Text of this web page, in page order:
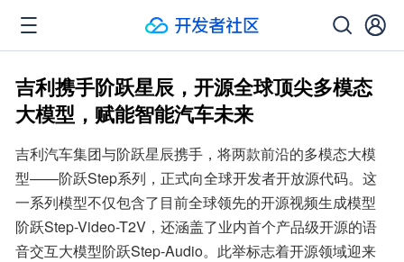
吉利携手阶跃星辰，开源全球顶尖多模态
大模型，赋能智能汽车未来
吉利汽车集团与阶跃星辰携手，将两款前沿的多模态大模
型——阶跃Step系列，正式向全球开发者开放源代码。这
一系列模型不仅包含了目前全球领先的开源视频生成模型
阶跃Step-Video-T2V，还涵盖了业内首个产品级开源的语
音交互大模型阶跃Step-Audio。此举标志着开源领域迎来